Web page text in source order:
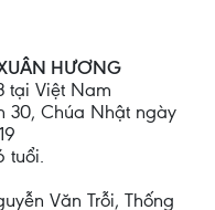
HƯƠNG
tại Việt Nam
30, Chúa Nhật ngày
tuổi.
Văn Trỗi, Thống